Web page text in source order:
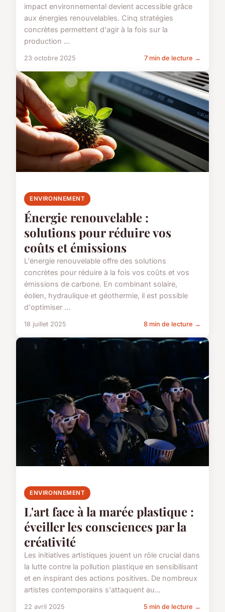
impact environnemental devient accessible grâce
aux énergies renouvelables. Cinq stratégies
concrètes permettent d'agir à la fois sur la
production ...
23 octobre 2025 7 min de lecture →
ENVIRONNEMENT
Énergie renouvelable :
solutions pour réduire vos
coûts et émissions
L'énergie renouvelable offre des solutions
concrètes pour réduire à la fois vos coûts et vos
émissions de carbone. En combinant solaire,
éolien, hydraulique et géothermie, il est possible
d'optimiser ...
18 juillet 2025 8 min de lecture →
ENVIRONNEMENT
L'art face à la marée plastique :
éveiller les consciences par la
créativité
Les initiatives artistiques jouent un rôle crucial dans
la lutte contre la pollution plastique en sensibilisant
et en inspirant des actions positives. De nombreux
artistes contemporains s'attaquent au...
22 avril 2025 5 min de lecture →